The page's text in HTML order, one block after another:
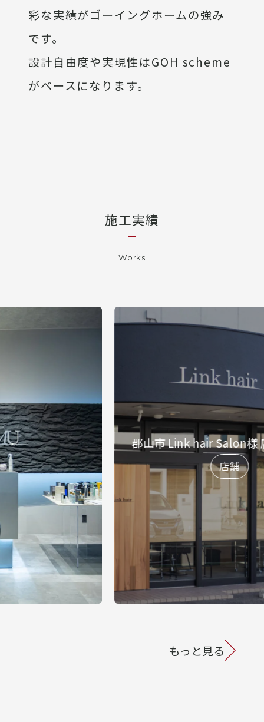
彩な実績がゴーイングホームの強み
です。
設計自由度や実現性はGOH scheme
がベースになります。
施工実績
Works
郡山市 Link hair Salon様 店舗
店舗
もっと見る